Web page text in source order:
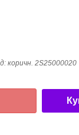
коричн. 2S25000020